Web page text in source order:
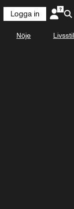
Logga in
Nöje Livsstil